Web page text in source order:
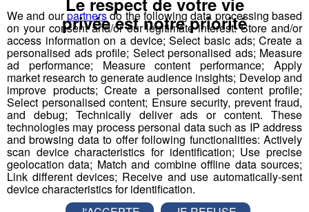
Les jeunes ne sont pas ou peu intéressés par
l’industrie en Haute-Savoie.Ils n’ont pas
nécessairement le goût de travailler dans l’industrie, le
secteur ne les fait pas rêver. De nombreux clichés sur le
secteur perdurent : “c’est dur, c’est sale, c’est polluant…”.
L'image est peu attractive auprès des jeunes mais
également auprès de leur entourage (famille,
professeurs…).
Un enjeu de taille…
Face à cette problématique, il est nécessaire de rendre
attractif la filière industrielle auprès de la jeune
We and ourpartnersdo the following data processing based
on your consent and/or our legitimate interest: Store and/or
access information on a device; Select basic ads; Create a
personalised ads profile; Select personalised ads; Measure
ad performance; Measure content performance; Apply
market research to generate audience insights; Develop and
improve products; Create a personalised content profile;
Select personalised content; Ensure security, prevent fraud,
and debug; Technically deliver ads or content. These
technologies may process personal data such as IP address
and browsing data to offer following functionalities: Actively
scan device characteristics for identification; Use precise
geolocation data; Match and combine offline data sources;
Link different devices; Receive and use automatically-sent
device characteristics for identification.
privée est notre priorité